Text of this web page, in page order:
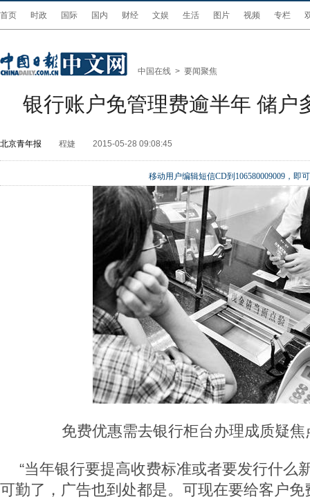
首页 时政 国际 国内 财经 文娱 生活 图片 视频 专栏
中国在线 > 要闻聚焦
银行账户免管理费逾半年 储户
北京青年报 程婕 2015-05-28 09:08:45
移动用户编辑短信CD到106580009009，即
免费优惠需去银行柜台办理成质疑
“当年银行要提高收费标准或者要发行什么
可勤了，广告也到处都是。可现在要给客户